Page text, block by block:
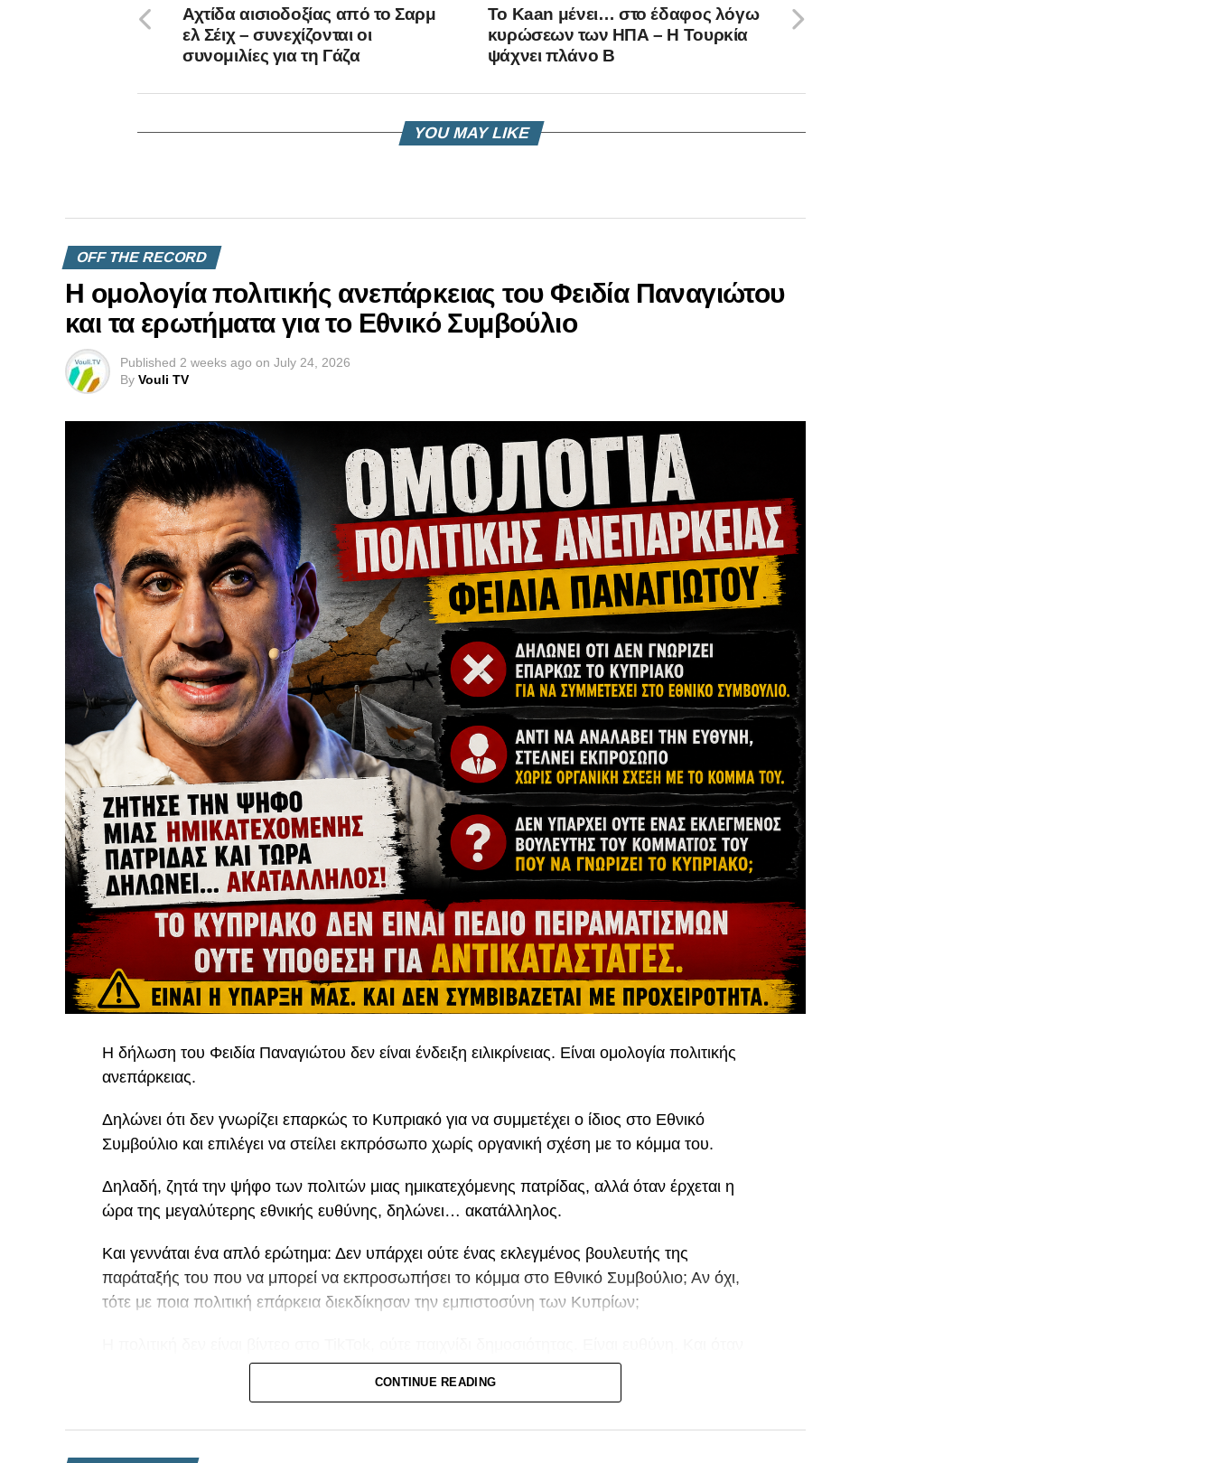
Το Kaan μένει… στο έδαφος λόγω
κυρώσεων των ΗΠΑ – Η Τουρκία
ψάχνει πλάνο Β
Αχτίδα αισιοδοξίας από το Σαρμ
ελ Σέιχ – συνεχίζονται οι
συνομιλίες για τη Γάζα
YOU MAY LIKE
OFF THE RECORD
Η ομολογία πολιτικής ανεπάρκειας του Φειδία Παναγιώτου
και τα ερωτήματα για το Εθνικό Συμβούλιο
Published 2 weeks ago on July 24, 2026
By Vouli TV
Η δήλωση του Φειδία Παναγιώτου δεν είναι ένδειξη ειλικρίνειας. Είναι ομολογία πολιτικής
ανεπάρκειας.
Δηλώνει ότι δεν γνωρίζει επαρκώς το Κυπριακό για να συμμετέχει ο ίδιος στο Εθνικό
Συμβούλιο και επιλέγει να στείλει εκπρόσωπο χωρίς οργανική σχέση με το κόμμα του.
Δηλαδή, ζητά την ψήφο των πολιτών μιας ημικατεχόμενης πατρίδας, αλλά όταν έρχεται η
ώρα της μεγαλύτερης εθνικής ευθύνης, δηλώνει… ακατάλληλος.
Και γεννάται ένα απλό ερώτημα: Δεν υπάρχει ούτε ένας εκλεγμένος βουλευτής της
παράταξής του που να μπορεί να εκπροσωπήσει το κόμμα στο Εθνικό Συμβούλιο; Αν όχι,
τότε με ποια πολιτική επάρκεια διεκδίκησαν την εμπιστοσύνη των Κυπρίων;
κάποιος παραδέχεται ότι δεν είναι σε θέση να ανταποκριθεί στην κορυφαία θεσμική
CONTINUE READING